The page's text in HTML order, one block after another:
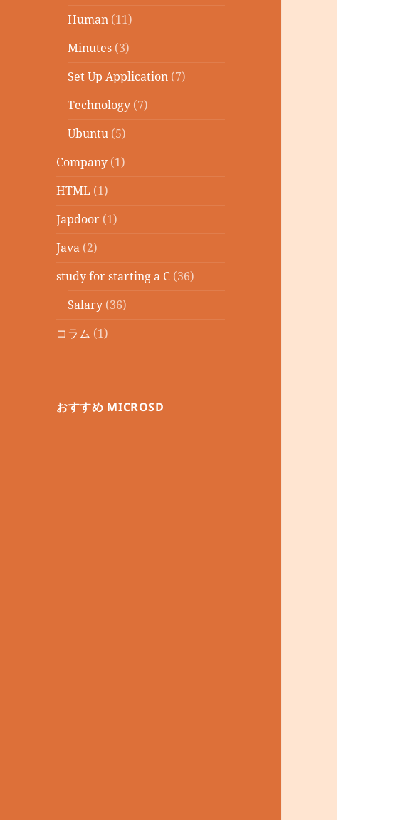
Human (11)
Minutes (3)
Set Up Application (7)
Technology (7)
Ubuntu (5)
Company (1)
HTML (1)
Japdoor (1)
Java (2)
study for starting a C (36)
Salary (36)
コラム (1)
おすすめ MICROSD